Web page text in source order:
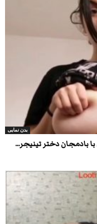
بدن نمایی
بادمجان دختر تینیجر...